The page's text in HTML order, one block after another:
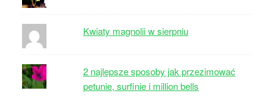
Kwiaty magnolii w sierpniu
2 najlepsze sposoby jak przezimować
petunie, surfinie i million bells